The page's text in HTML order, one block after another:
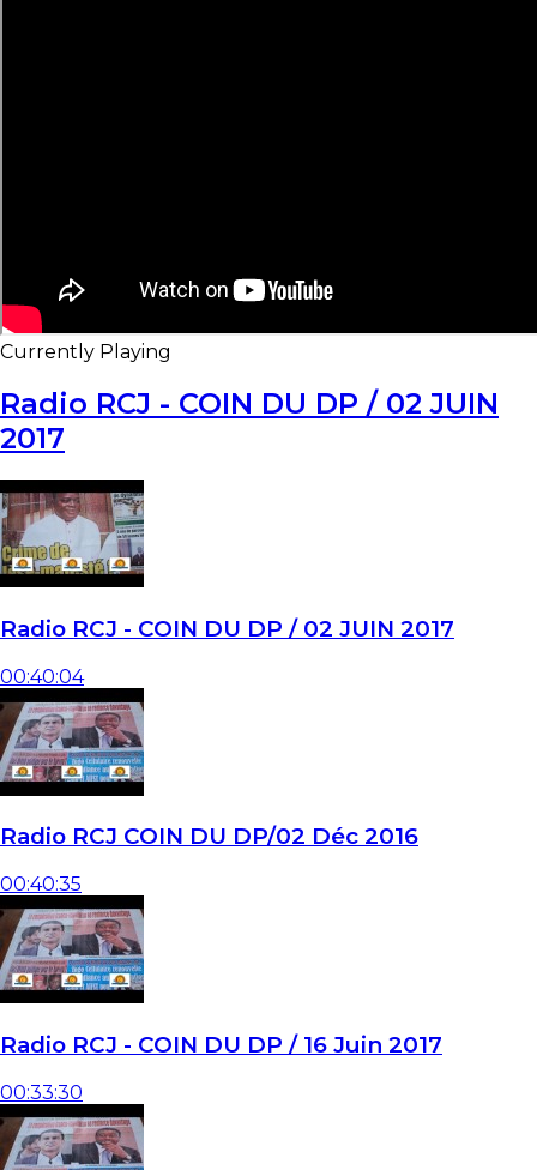
Currently Playing
Radio RCJ - COIN DU DP / 02 JUIN
2017
Radio RCJ - COIN DU DP / 02 JUIN 2017
00:40:04
Radio RCJ COIN DU DP/02 Déc 2016
00:40:35
Radio RCJ - COIN DU DP / 16 Juin 2017
00:33:30